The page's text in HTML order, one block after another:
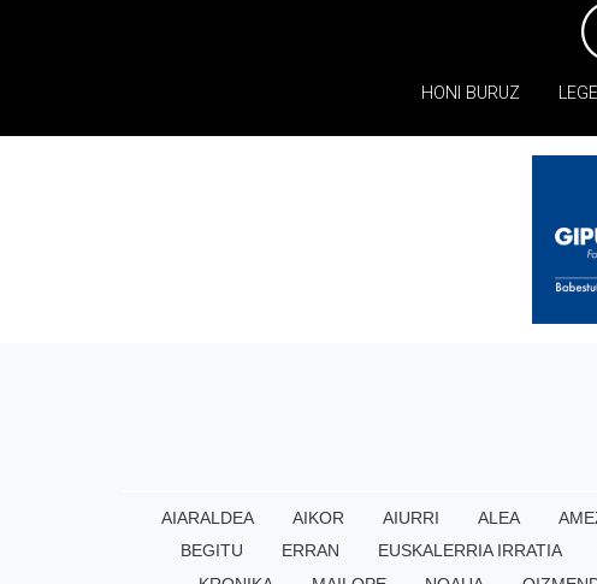
HONI BURUZ
AIARALDEA AIKOR AIURRI ALEA
BEGITU
ERRAN EUSKALERRIA IRRATIA